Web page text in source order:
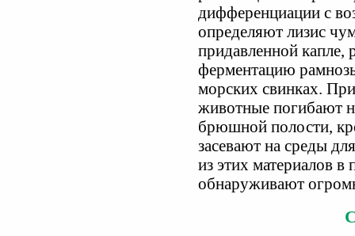
дифференциации с
определяют лизис
придавленной капле,
ферментацию
морских свинках.
животные погибают
брюшной полости,
засевают на среды
из этих материалов
обнаруживают